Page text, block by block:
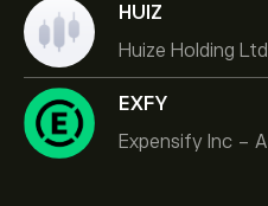
HUIZ
Huize Holding Ltd
EXFY
Expensify Inc - A
NVIDIA Corporation